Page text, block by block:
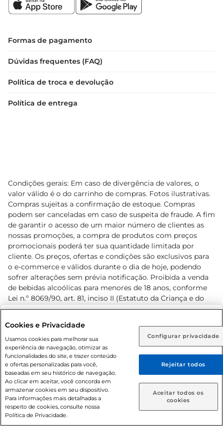
Rio de Janeiro (RJ) Goiás (GO)
Ou
Caso queira comprar online, informe como deseja receber
suas compras:
Entrega em casa Retire em Loja
Formas de pagamento
Dúvidas frequentes (FAQ)
Política de troca e devolução
Política de entrega
Condições gerais: Em caso de divergência de valores, o
valor válido é o do carrinho de compras. Fotos ilustrativas.
Compras sujeitas a confirmação de estoque. Compras
podem ser canceladas em caso de suspeita de fraude. A fim
de garantir o acesso de um maior número de clientes as
nossas promoções, a compra de produtos com preços
promocionais poderá ter sua quantidade limitada por
cliente. Os preços, ofertas e condições são exclusivos para
o e-commerce e válidos durante o dia de hoje, podendo
sofrer alterações sem prévia notificação. Proibida a venda
de bebidas alcoólicas para menores de 18 anos, conforme
Lei n.º 8069/90, art. 81, inciso II (Estatuto da Criança e do
Adolescente). Preços e condições exclusivos para o
prévio. O valor mínimo para as compras on-line é de R$
80,00.
© 2026 Copyright. Todos os direitos
reservados Prezunic.
Cookies e Privacidade
Usamos cookies para melhorar sua
experiência de navegação, otimizar as
funcionalidades do site, e trazer conteúdo
e ofertas personalizadas para você,
baseadas em seu histórico de navegação.
Ao clicar em aceitar, você concorda em
armazenar cookies em seu dispositivo.
Para informações mais detalhadas a
respeito de cookies, consulte nossa
Política de Privacidade.
Configurar privacidade
Rejeitar todos
Aceitar todos os
cookies